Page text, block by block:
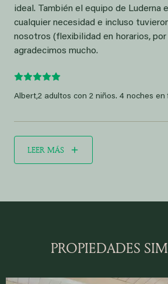
ideal. También el equipo de Luderna
cualquier necesidad e incluso
nosotros (flexibilidad en horarios,
agradecimos mucho.
Albert,2 adultos con 2 niños. 4 noches en
LEER MÁS
PROPIEDADES